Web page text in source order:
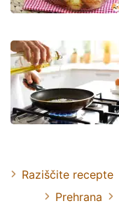
Raziščite recepte
Prehrana